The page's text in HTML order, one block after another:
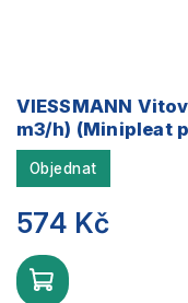
VIESSMANN
m3/h) (Minipleat
Objednat
574 Kč